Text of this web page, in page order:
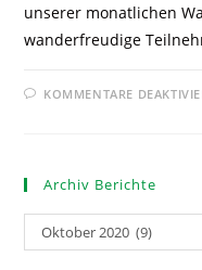
unserer monatlichen
wanderfreudige
KOMMENTARE
Archiv Berichte
Oktober 2020 (9)